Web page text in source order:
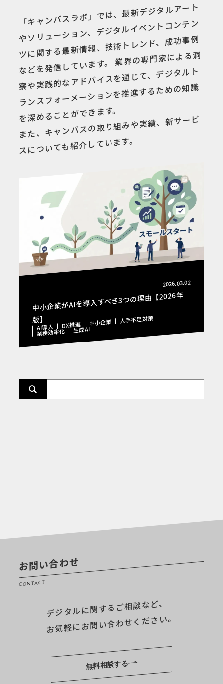
「キャンバスラボ」では、最新デジタルアート
やソリューション、デジタルイベントコンテン
ツに関する最新情報、技術トレンド、成功事例
などを発信しています。 業界の専門家による洞
察や実践的なアドバイスを通じて、デジタルト
ランスフォーメーションを推進するための知識
を深めることができます。
また、キャンバスの取り組みや実績、新サービ
スについても紹介しています。
2026.03.02
中小企業がAIを導入すべき3つの理由【2026年
版】
AI導入 DX推進 中小企業 人手不足対策
業務効率化 生成AI
お問い合わせ
CONTACT
デジタルに関するご相談など、
お気軽にお問い合わせください。
無料相談する